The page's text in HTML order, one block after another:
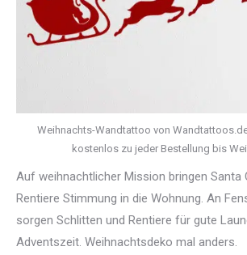
Weihnachts-Wandtattoo von
kostenlos zu jeder Bestellung bis
Auf weihnachtlicher Mission bringen Santa
Rentiere Stimmung in die Wohnung. An
sorgen Schlitten und Rentiere für gute
Adventszeit. Weihnachtsdeko mal anders.